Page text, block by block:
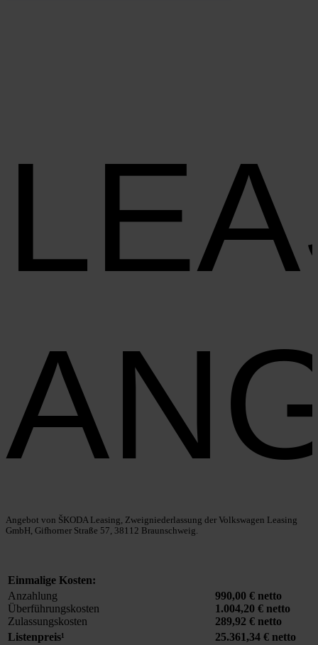
Ange­bot von ŠKODA Lea­sing, Zweig­nie­der­las­sung der Volks­wa­gen Lea­sing
GmbH, Gif­hor­ner Stra­ße 57, 38112 Braun­schweig.
Ein­ma­li­ge Kos­ten:
Anzah­lung
Über­füh­rungs­kos­ten
Zulas­sungs­kos­ten
990,00 € net­to
1.004,20 € net­to
289,92 € net­to
Lis­ten­preis¹
25.361,34 € net­to